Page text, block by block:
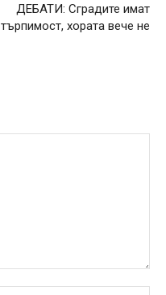
ДЕБАТИ: Сградите имат
търпимост, хората вече не